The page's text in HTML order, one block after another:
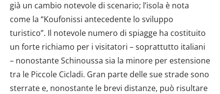
già un cambio notevole di scenario; l’isola è nota
come la “Koufonissi antecedente lo sviluppo
turistico”. Il notevole numero di spiagge ha costituito
un forte richiamo per i visitatori – soprattutto italiani
– nonostante Schinoussa sia la minore per estensione
tra le Piccole Cicladi. Gran parte delle sue strade sono
sterrate e, nonostante le brevi distanze, può risultare